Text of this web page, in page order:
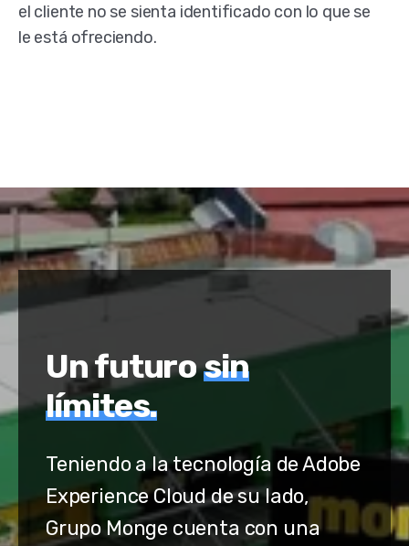
el cliente no se sienta identificado con lo que se
le está ofreciendo.
Un futurosin
límites.
Teniendo a la tecnología de Adobe
Experience Cloud de su lado,
Grupo Monge cuenta con una